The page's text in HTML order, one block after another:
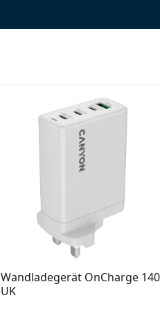
Wandladegerät OnCharge 140
UK